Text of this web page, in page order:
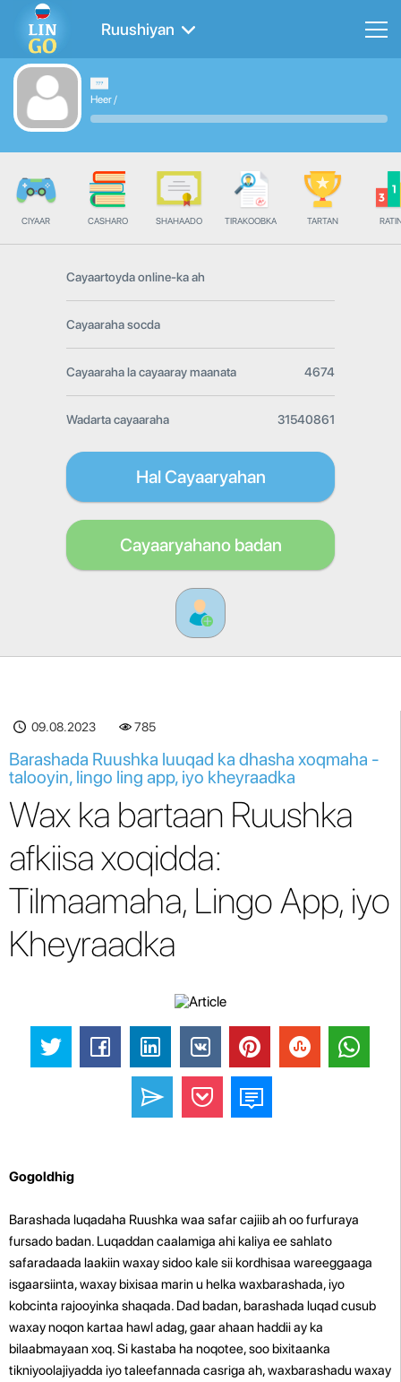
Ruushiyan
Heer/
CIYAAR CASHARO SHAHAADO TIRAKOOBKA TARTAN
Cayaartoyda online-ka ah
Cayaaraha socda
Cayaaraha la cayaaray maanata 4674
Wadarta cayaaraha 31540861
Hal Cayaaryahan
Cayaaryahano badan
09.08.2023 785
Barashada Ruushka luuqad ka dhasha xoqmaha -
talooyin, lingo ling app, iyo kheyraadka
Wax ka bartaan Ruushka
afkiisa xoqidda:
Tilmaamaha, Lingo App, iyo
Kheyraadka
Gogoldhig
Barashada luqadaha Ruushka waa safar cajiib ah oo furfuraya
fursado badan. Luqaddan caalamiga ahi kaliya ee sahlato
safaradaada laakiin waxay sidoo kale sii kordhisaa wareeggaaga
isgaarsiinta, waxay bixisaa marin u helka waxbarashada, iyo
kobcinta rajooyinka shaqada. Dad badan, barashada luqad cusub
waxay noqon kartaa hawl adag, gaar ahaan haddii ay ka
bilaabmayaan xoq. Si kastaba ha noqotee, soo bixitaanka
tikniyoolajiyadda iyo taleefannada casriga ah, waxbarashadu waxay